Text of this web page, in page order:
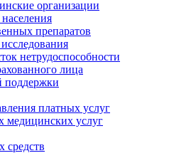
организации
препаратов
нетрудоспособности
лица
поддержки
платных услуг
медицинских услуг
средств